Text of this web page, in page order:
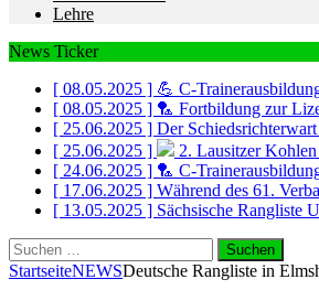
Lehre
News Ticker
[ 08.05.2025 ] 💪 C-
[ 08.05.2025 ] 🏸 Fortbildung zur
[ 25.06.2025 ] Der
[ 25.06.2025 ]
2. Lausitzer
[ 24.06.2025 ] 🏸 C-
[ 17.06.2025 ] Während des 61.
[ 13.05.2025 ] Sächsische Rangliste
Suchen
nach:
StartseiteNEWSDeutsche Rangliste in